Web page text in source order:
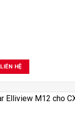
LIÊN HỆ